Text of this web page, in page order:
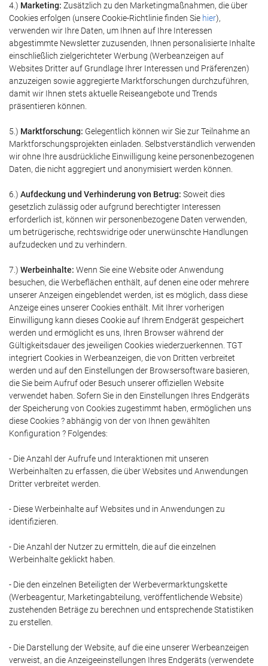
4.) Marketing: Zusätzlich zu den Marketingmaßnahmen, die über
Cookies erfolgen (unsere Cookie-Richtlinie finden Sie hier),
verwenden wir Ihre Daten, um Ihnen auf Ihre Interessen
abgestimmte Newsletter zuzusenden, Ihnen personalisierte Inhalte
einschließlich zielgerichteter Werbung (Werbeanzeigen auf
Websites Dritter auf Grundlage Ihrer Interessen und Präferenzen)
anzuzeigen sowie aggregierte Marktforschungen durchzuführen,
damit wir Ihnen stets aktuelle Reiseangebote und Trends
präsentieren können.
5.) Marktforschung: Gelegentlich können wir Sie zur Teilnahme an
Marktforschungsprojekten einladen. Selbstverständlich verwenden
wir ohne Ihre ausdrückliche Einwilligung keine personenbezogenen
Daten, die nicht aggregiert und anonymisiert werden können.
6.) Aufdeckung und Verhinderung von Betrug: Soweit dies
gesetzlich zulässig oder aufgrund berechtigter Interessen
erforderlich ist, können wir personenbezogene Daten verwenden,
um betrügerische, rechtswidrige oder unerwünschte Handlungen
aufzudecken und zu verhindern.
7.) Werbeinhalte: Wenn Sie eine Website oder Anwendung
besuchen, die Werbeflächen enthält, auf denen eine oder mehrere
unserer Anzeigen eingeblendet werden, ist es möglich, dass diese
Anzeige eines unserer Cookies enthält. Mit Ihrer vorherigen
Einwilligung kann dieses Cookie auf Ihrem Endgerät gespeichert
werden und ermöglicht es uns, Ihren Browser während der
Gültigkeitsdauer des jeweiligen Cookies wiederzuerkennen. TGT
integriert Cookies in Werbeanzeigen, die von Dritten verbreitet
werden und auf den Einstellungen der Browsersoftware basieren,
die Sie beim Aufruf oder Besuch unserer offiziellen Website
verwendet haben. Sofern Sie in den Einstellungen Ihres Endgeräts
der Speicherung von Cookies zugestimmt haben, ermöglichen uns
diese Cookies ? abhängig von der von Ihnen gewählten
Konfiguration ? Folgendes:
- Die Anzahl der Aufrufe und Interaktionen mit unseren
Werbeinhalten zu erfassen, die über Websites und Anwendungen
Dritter verbreitet werden.
- Diese Werbeinhalte auf Websites und in Anwendungen zu
identifizieren.
- Die Anzahl der Nutzer zu ermitteln, die auf die einzelnen
Werbeinhalte geklickt haben.
- Die den einzelnen Beteiligten der Werbevermarktungskette
(Werbeagentur, Marketingabteilung, veröffentlichende Website)
zustehenden Beträge zu berechnen und entsprechende Statistiken
zu erstellen.
- Die Darstellung der Website, auf die eine unserer Werbeanzeigen
verweist, an die Anzeigeeinstellungen Ihres Endgeräts (verwendete